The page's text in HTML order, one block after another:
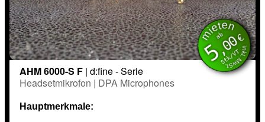
mieten
inkl. MwSt.
ab
5,00€
Stk/VT
AHM 6000-S F | d:fine - Serie
Headsetmikrofon | DPA Microphones
Hauptmerkmale: